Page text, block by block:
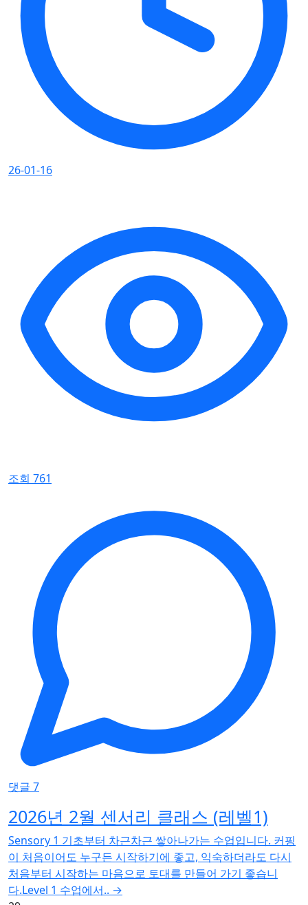
26-01-16
조회 761
댓글 7
2026년 2월 센서리 클래스 (레벨1)
Sensory 1 기초부터 차근차근 쌓아나가는 수업입니다. 커핑
이 처음이어도 누구든 시작하기에 좋고, 익숙하더라도 다시
처음부터 시작하는 마음으로 토대를 만들어 가기 좋습니
다.Level 1 수업에서.. →